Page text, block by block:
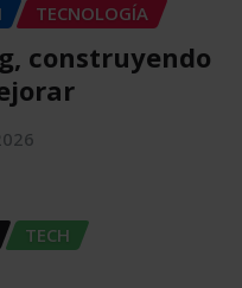
TECNOLOGÍA
construyendo
TECH